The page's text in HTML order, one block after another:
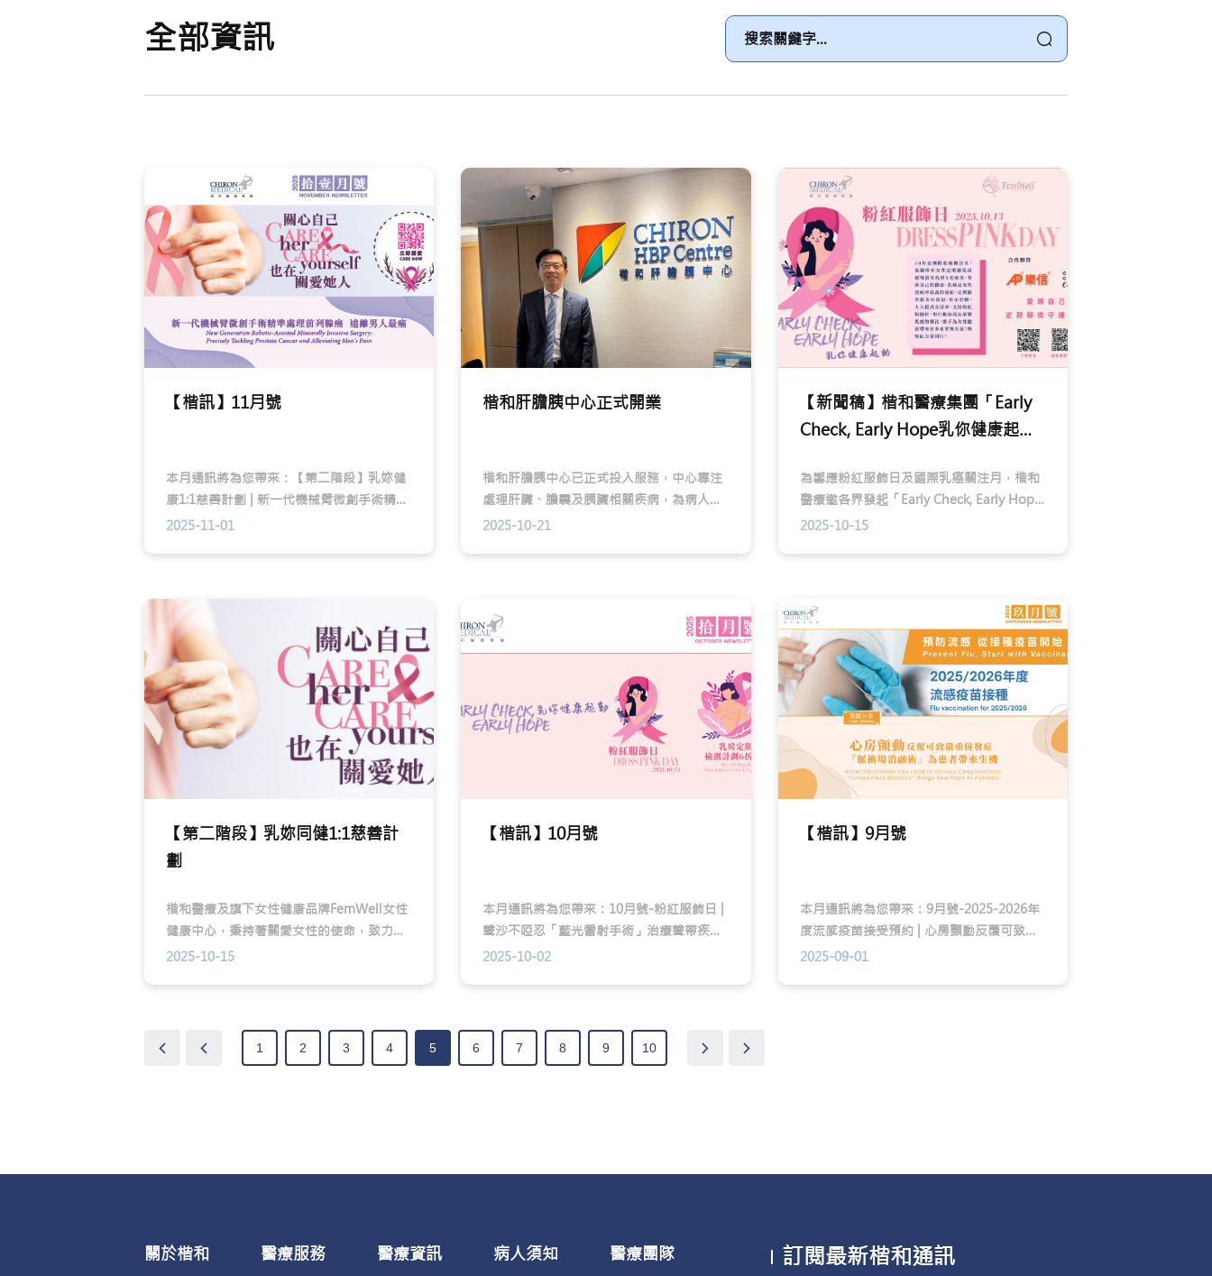
全部資訊
【楷訊】11月號
本月通訊將為您帶來：【第二階段】乳妳健
康1:1慈善計劃 | 新一代機械臂微創手術精準
處理前列腺癌, 遠離男人最痛 | 乳癌關注月-
2025-11-01
楷和肝膽胰中心正式開業
楷和肝膽胰中心已正式投入服務，中心專注
處理肝臟、膽囊及胰臟相關疾病，為病人提
供更針對性的專科診斷與治療。
2025-10-21
【新聞稿】楷和醫療集團「Early
Check, Early Hope乳你健康起
為響應粉紅服飾日及國際乳癌關注月，楷和
醫療邀各界發起「Early Check, Early Hope
乳你健康起動」，自10月起推出一連串的乳
2025-10-15
【第二階段】乳妳同健1:1慈善計
劃
楷和醫療及旗下女性健康品牌FemWell女性
健康中心，秉持著關愛女性的使命，致力於
提供全方位的醫療支持。我們深信，健康是
愛自我健康的時候，可以改變一個女性的健
康未來。因此推出「乳妳同健1:1慈善計
2025-10-15
【楷訊】10月號
本月通訊將為您帶來：10月號-粉紅服飾日 |
聲沙不啞忍「藍光雷射手術」治療聲帶疾病
高效低入侵 | 乳房定期檢測計劃6折
2025-10-02
【楷訊】9月號
本月通訊將為您帶來：9月號-2025-2026年
度流感疫苗接受預約 | 心房顫動反覆可致嚴
重併發症「脈衝場消融術」為患者帶來生機
2025-09-01
1 2 3 4 5 6 7 8 9 10
關於楷和 醫療服務 醫療資訊 病人須知 醫療團隊 訂閱最新楷和通訊